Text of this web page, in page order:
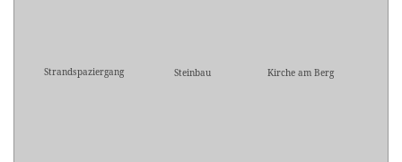
Strandspaziergang Steinbau Kirche am Berg